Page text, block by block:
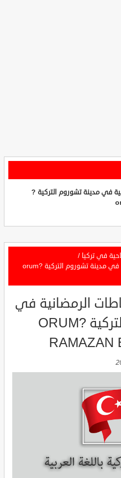
في مدينة تشوروم التركية ?
في تركيا /
تعرف على النشاطات الرمضانية في مدينة تشوروم التركية ?orum
الرمضانية في
مدينة تشوروم التركية ?ORUM
RAMAZAN